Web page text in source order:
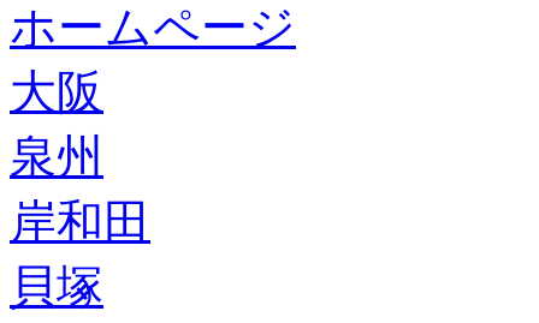
ホームページ
大阪
泉州
岸和田
貝塚